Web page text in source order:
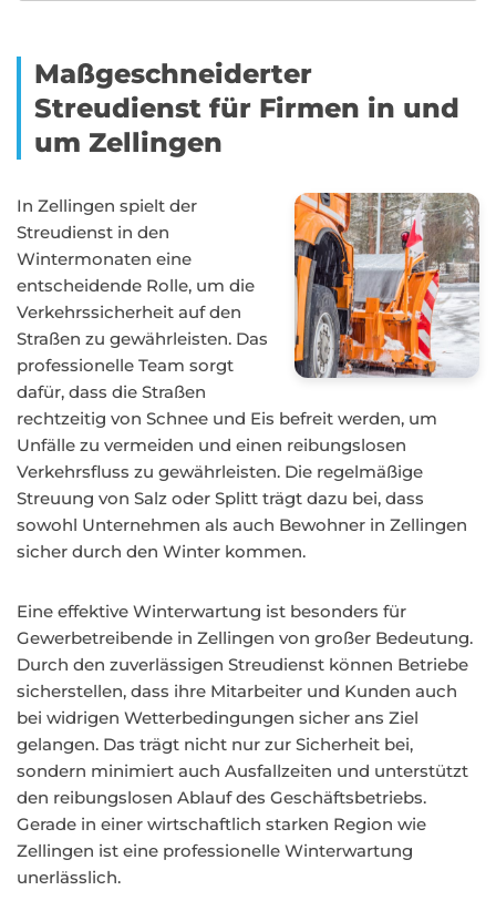
Maßgeschneiderter
Streudienst für Firmen in und
um Zellingen
In Zellingen spielt der
Streudienst in den
Wintermonaten eine
entscheidende Rolle, um die
Verkehrssicherheit auf den
Straßen zu gewährleisten. Das
professionelle Team sorgt
dafür, dass die Straßen
rechtzeitig von Schnee und Eis befreit werden, um
Unfälle zu vermeiden und einen reibungslosen
Verkehrsfluss zu gewährleisten. Die regelmäßige
Streuung von Salz oder Splitt trägt dazu bei, dass
sowohl Unternehmen als auch Bewohner in Zellingen
sicher durch den Winter kommen.
Eine effektive Winterwartung ist besonders für
Gewerbetreibende in Zellingen von großer Bedeutung.
Durch den zuverlässigen Streudienst können Betriebe
sicherstellen, dass ihre Mitarbeiter und Kunden auch
bei widrigen Wetterbedingungen sicher ans Ziel
gelangen. Das trägt nicht nur zur Sicherheit bei,
sondern minimiert auch Ausfallzeiten und unterstützt
den reibungslosen Ablauf des Geschäftsbetriebs.
Gerade in einer wirtschaftlich starken Region wie
Zellingen ist eine professionelle Winterwartung
unerlässlich.